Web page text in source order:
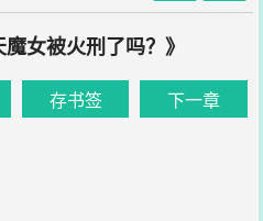
女被火刑了吗？》
存书签 下一章